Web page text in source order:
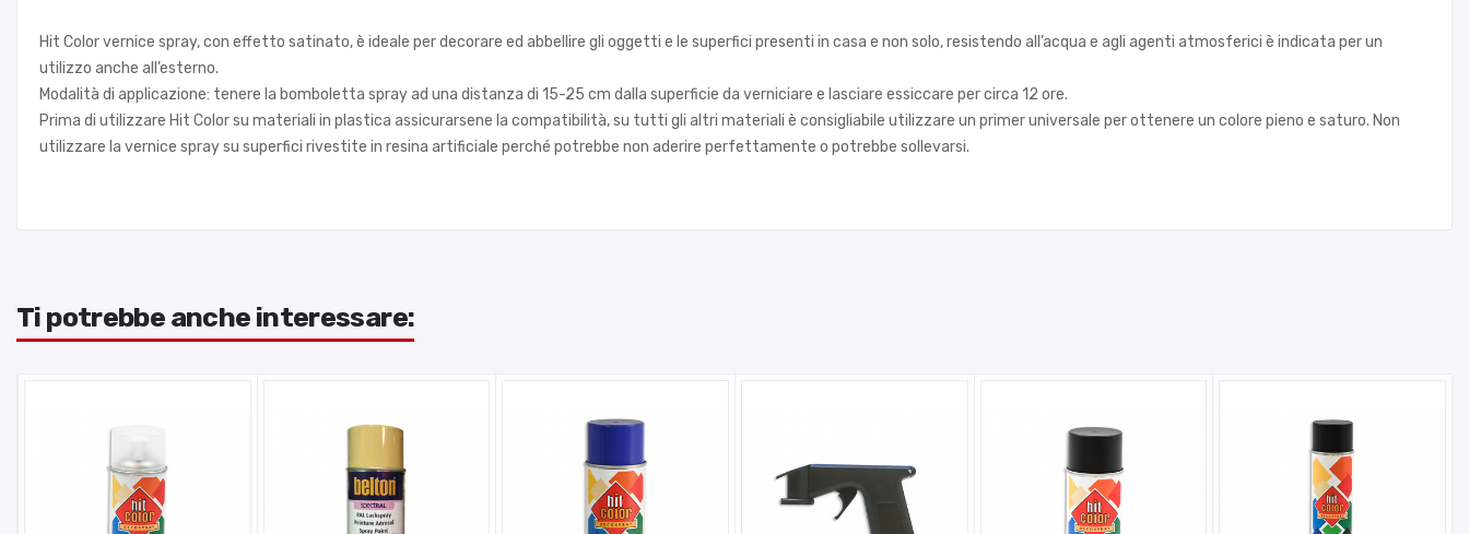
Hit Color vernice spray, con effetto satinato, è ideale per decorare ed abbellire gli oggetti e le superfici presenti in casa e non solo, resistendo all’acqua e agli agenti atmosferici è indicata per un
utilizzo anche all’esterno.
Modalità di applicazione: tenere la bomboletta spray ad una distanza di 15-25 cm dalla superficie da verniciare e lasciare essiccare per circa 12 ore.
Prima di utilizzare Hit Color su materiali in plastica assicurarsene la compatibilità, su tutti gli altri materiali è consigliabile utilizzare un primer universale per ottenere un colore pieno e saturo. Non
utilizzare la vernice spray su superfici rivestite in resina artificiale perché potrebbe non aderire perfettamente o potrebbe sollevarsi.
Ti potrebbe anche interessare: